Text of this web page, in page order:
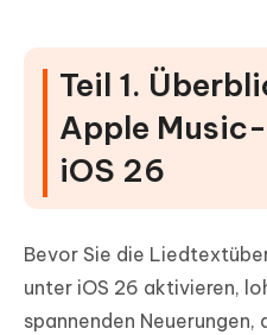
Music unter iOS 26
1. Musixmatch-App
2. LyricsLink-App
Teil 5. Weitere
Optimierung von
Teil 1.
Apple
iOS 26
Bevor Sie die
unter iOS 26 aktivieren,
spannenden